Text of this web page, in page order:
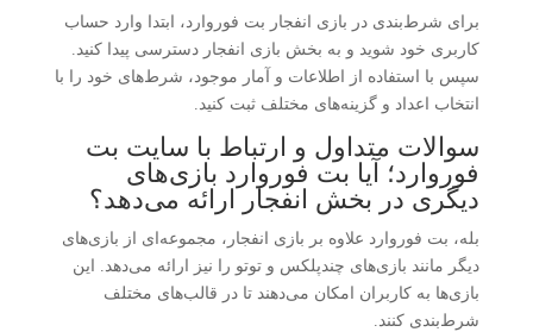
برای شرط‌بندی در بازی انفجار بت فوروارد، ابتدا وارد حساب
کاربری خود شوید و به بخش بازی انفجار دسترسی پیدا کنید.
سپس با استفاده از اطلاعات و آمار موجود، شرط‌های خود را با
انتخاب اعداد و گزینه‌های مختلف ثبت کنید.
سوالات متداول و ارتباط با سایت بت
فوروارد؛ آیا بت فوروارد بازی‌های
دیگری در بخش انفجار ارائه می‌دهد؟
بله، بت فوروارد علاوه بر بازی انفجار، مجموعه‌ای از بازی‌های
دیگر مانند بازی‌های چندپلکس و توتو را نیز ارائه می‌دهد. این
بازی‌ها به کاربران امکان می‌دهند تا در قالب‌های مختلف
شرط‌بندی کنند.